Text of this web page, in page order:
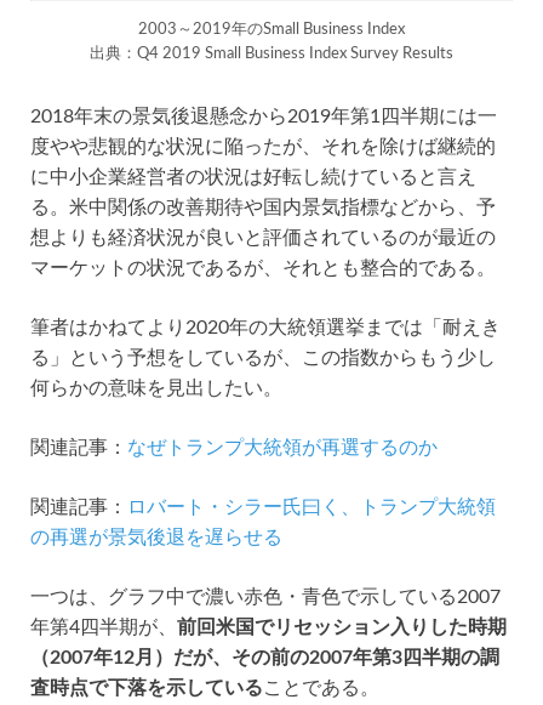
2003～2019年のSmall Business Index
出典：Q4 2019 Small Business Index Survey Results
2018年末の景気後退懸念から2019年第1四半期には一
度やや悲観的な状況に陥ったが、それを除けば継続的
に中小企業経営者の状況は好転し続けていると言え
る。米中関係の改善期待や国内景気指標などから、予
想よりも経済状況が良いと評価されているのが最近の
マーケットの状況であるが、それとも整合的である。
筆者はかねてより2020年の大統領選挙までは「耐えき
る」という予想をしているが、この指数からもう少し
何らかの意味を見出したい。
関連記事： なぜトランプ大統領が再選するのか
関連記事：
ロバート・シラー氏曰く、トランプ大統領
の再選が景気後退を遅らせる
一つは、グラフ中で濃い赤色・青色で示している2007
年第4四半期が、 前回米国でリセッション入りした時期
（2007年12月）だが、その前の2007年第3四半期の調
査時点で下落を示していることである。